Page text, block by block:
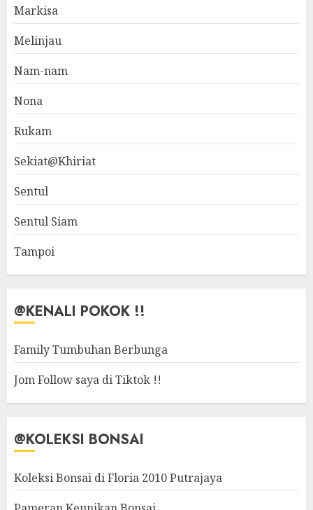
Markisa
Melinjau
Nam-nam
Nona
Rukam
Sekiat@Khiriat
Sentul
Sentul Siam
Tampoi
@KENALI POKOK !!
Family Tumbuhan Berbunga
Jom Follow saya di Tiktok !!
@KOLEKSI BONSAI
Koleksi Bonsai di Floria 2010 Putrajaya